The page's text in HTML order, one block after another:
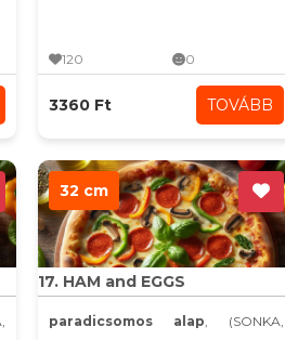
120 0
3360 Ft TOVÁBB
32 cm
17. HAM and EGGS
paradicsomos alap, (SONKA,